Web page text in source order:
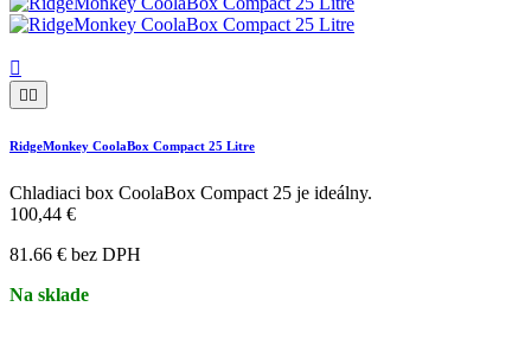


RidgeMonkey CoolaBox Compact 25 Litre
Chladiaci box CoolaBox Compact 25 je ideálny.
100,44 €
81.66 € bez DPH
Na sklade